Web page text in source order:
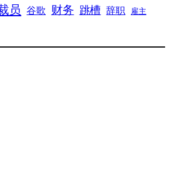
员 谷歌 财务 跳槽 辞职 雇主